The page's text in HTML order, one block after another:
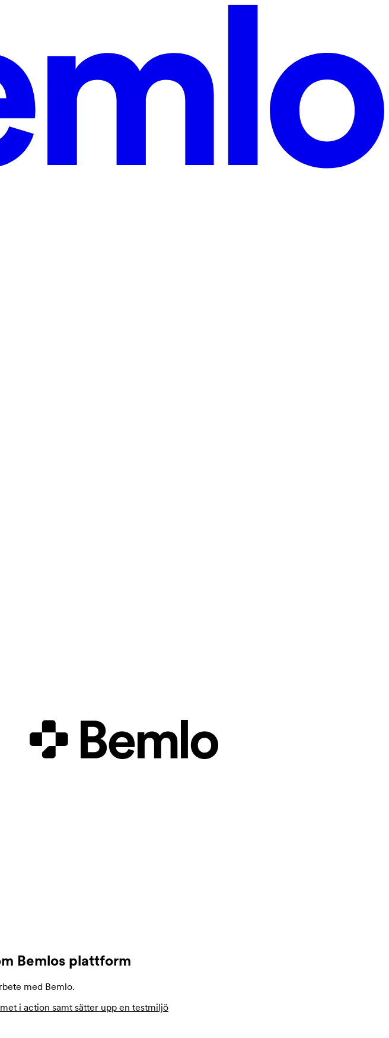
Bemlos plattform
med Bemlo.
i action samt sätter upp en testmiljö